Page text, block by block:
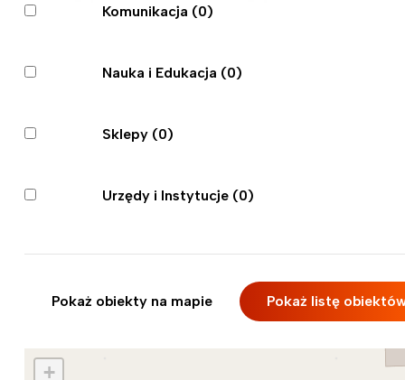
Komunikacja (0)
Nauka i Edukacja (0)
Sklepy (0)
Urzędy i Instytucje (0)
Pokaż obiekty na mapie Pokaż listę
+